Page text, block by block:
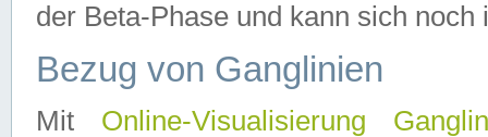
der Beta-Phase und kann sich noch
Bezug von Ganglinien
Mit Online-Visualisierung